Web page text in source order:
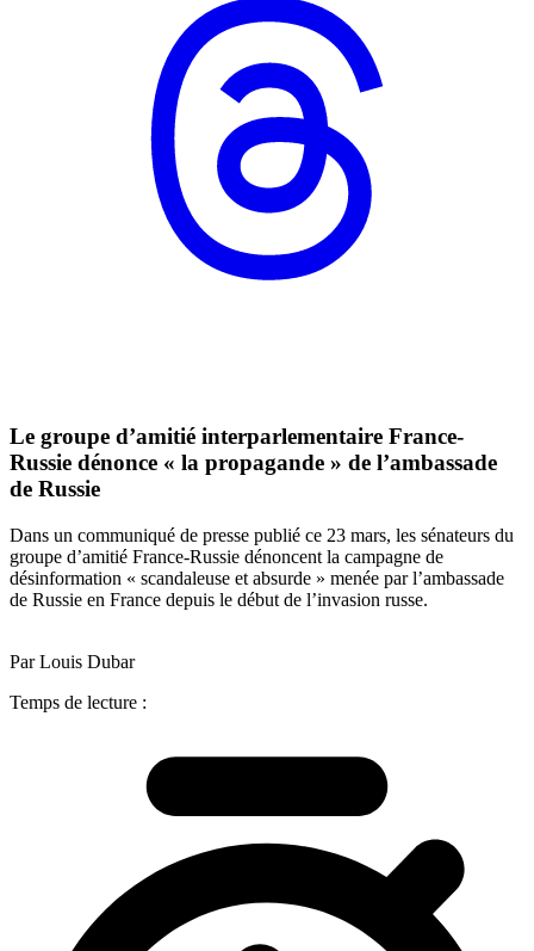
Le groupe d’amitié interparlementaire France-
Russie dénonce « la propagande » de l’ambassade
de Russie
Dans un communiqué de presse publié ce 23 mars, les sénateurs du
groupe d’amitié France-Russie dénoncent la campagne de
désinformation « scandaleuse et absurde » menée par l’ambassade
de Russie en France depuis le début de l’invasion russe.
Par Louis Dubar
Temps de lecture :